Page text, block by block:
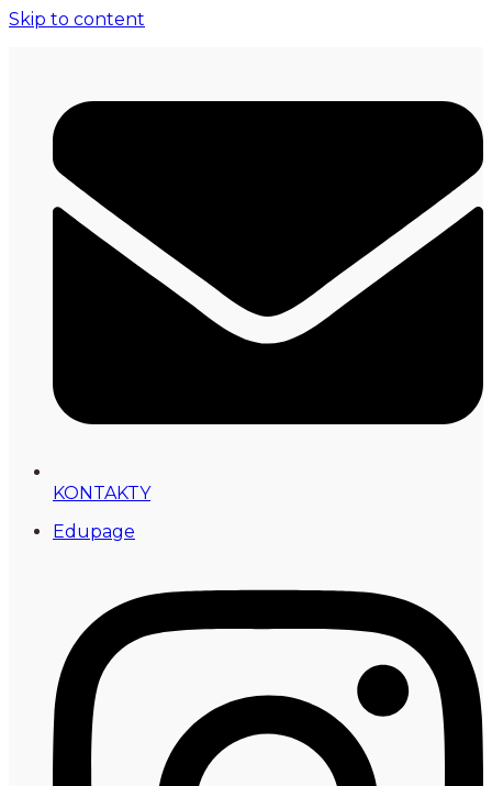
Skip to content
KONTAKTY
Edupage